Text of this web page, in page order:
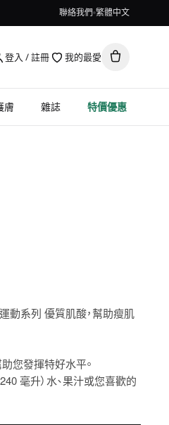
聯絡我們 繁體中文
登入 / 註冊 我的最愛
膚 雜誌 特價優惠
動系列 優質肌酸，幫助瘦肌
您發揮特好水平。
毫升）水、果汁或您喜歡的